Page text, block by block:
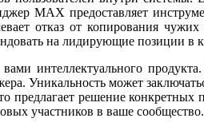
MAX предоставляет
отказ от копирования
на лидирующие позиции в
интеллектуального
Уникальность может
решение конкретных
участников в ваше сообщество.